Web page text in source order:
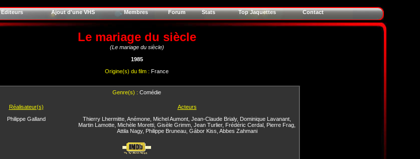
Editeurs Ajout d'une VHS Membres Forum Stats Top Jaquettes Contact
Le mariage du siècle
(Le mariage du siècle)
1985
Origine(s) du film : France
Genre(s) : Comédie
Réalisateur(s)
Philippe Galland
Acteurs
Thierry Lhermitte Anémone Michel Aumont Jean-Claude Brialy, Dominique Lavanant
Martin Lamotte Michèle Moretti Gisèle Grimm Jean Turlier, Frédéric Cerdal Pierre Frag
Attila Nagy, Philippe Bruneau, Gábor Kiss Abbes Zahmani